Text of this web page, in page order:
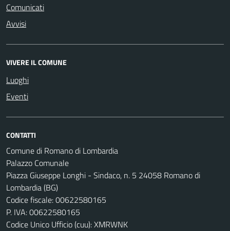
Comunicati
Avvisi
VIVERE IL COMUNE
Luoghi
Eventi
CONTATTI
Comune di Romano di Lombardia
Palazzo Comunale
Piazza Giuseppe Longhi - Sindaco, n. 5 24058 Romano di
Lombardia (BG)
Codice fiscale: 00622580165
P. IVA: 00622580165
Codice Unico Ufficio (cuu): XMRWNK